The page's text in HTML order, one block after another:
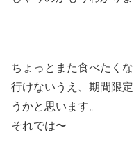
ちょっとまた食べたく
行けないうえ、期間限
うかと思います。
それでは〜